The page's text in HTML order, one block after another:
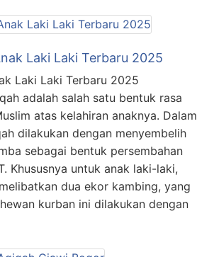
Laki Laki Terbaru 2025
Laki Laki Terbaru 2025
adalah salah satu bentuk rasa
atas kelahiran anaknya. Dalam
dilakukan dengan menyembelih
sebagai bentuk persembahan
Khususnya untuk anak laki-laki,
dua ekor kambing, yang
kurban ini dilakukan dengan